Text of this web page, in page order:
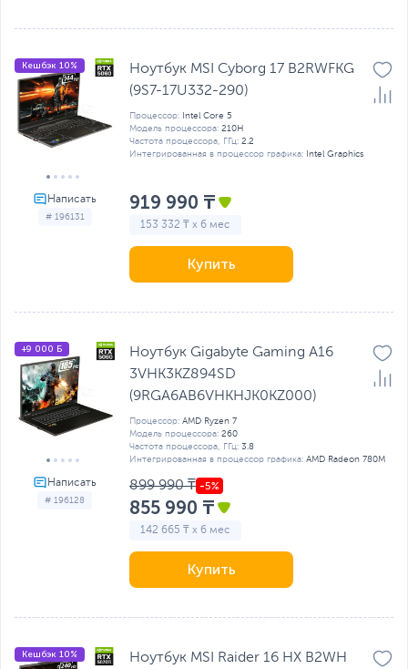
# 196131
Кешбэк 10%
Ноутбук MSI Cyborg 17 B2RWFKG
(9S7-17U332-290)
Процессор: Intel Core 5
Модель процессора: 210H
Частота процессора, ГГц: 2.2
Интегрированная в процессор графика: Intel Graphics
919 990 ₸
153 332 ₸ x 6 мес
Купить
# 196128
+9 000 Б
Ноутбук Gigabyte Gaming A16
3VHK3KZ894SD
(9RGA6AB6VHKHJK0KZ000)
Процессор: AMD Ryzen 7
Модель процессора: 260
Частота процессора, ГГц: 3.8
Интегрированная в процессор графика: AMD Radeon 780M
899 990 ₸
855 990 ₸
142 665 ₸ x 6 мес
Купить
Кешбэк 10%
Ноутбук MSI Raider 16 HX B2WH